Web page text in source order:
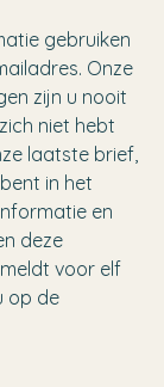
gebruiken
Onze
zijn u nooit
niet hebt
laatste brief,
in het
en
deze
voor elf
op de